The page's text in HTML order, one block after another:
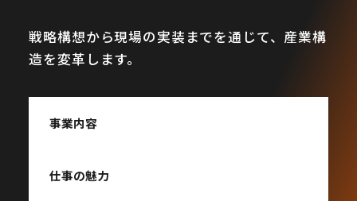
戦略構想から現場の実装までを通じて、産業構
造を変革します。
事業内容
仕事の魅力